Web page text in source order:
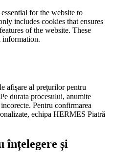
for the website to
includes cookies that ensures
of the website. These
information.
afișare al prețurilor pentru
durata procesului, anumite
Pentru confirmarea
echipa HERMES Piatră
înțelegere și